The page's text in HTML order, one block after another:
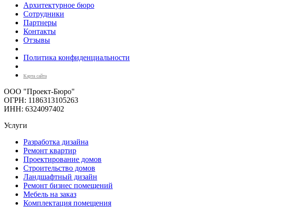
Архитектурное бюро
Сотрудники
Партнеры
Контакты
Отзывы
Политика конфиденциальности
Карта сайта
ООО "Проект-Бюро"
ОГРН: 1186313105263
ИНН: 6324097402
Услуги
Разработка дизайна
Ремонт квартир
Проектирование домов
Строительство домов
Ландшафтный дизайн
Ремонт бизнес помещений
Мебель на заказ
Комплектация помещения